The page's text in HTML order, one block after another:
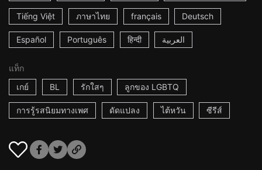
Tiếng Việt ภาษาไทย français Deutsch
Español Português हिन्दी العربية
แท็ก
เกย์
BL รักใสๆ ลูกของ LGBTQ
การรู้รสนิยมทางเพศ ดัดแปลง ไต้หวัน ซีรีส์